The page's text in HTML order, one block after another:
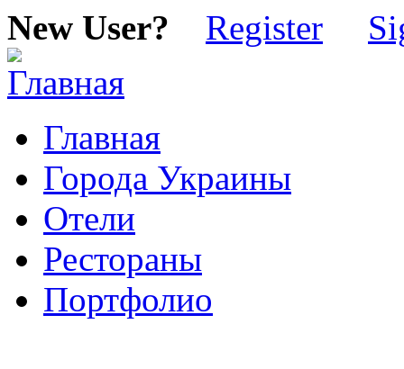
New User? Register
Главная
Города Украины
Отели
Рестораны
Портфолио